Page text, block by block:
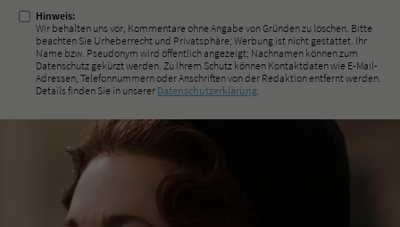
Hinweis:
Wir behalten uns vor, Kommentare ohne Angabe von Gründen zu löschen. Bitte
beachten Sie Urheberrecht und Privatsphäre; Werbung ist nicht gestattet. Ihr
Name bzw. Pseudonym wird öffentlich angezeigt; Nachnamen können zum
Datenschutz gekürzt werden. Zu Ihrem Schutz können Kontaktdaten wie E-Mail-
Adressen, Telefonnummern oder Anschriften von der Redaktion entfernt werden.
Details finden Sie in unserer Datenschutzerklärung